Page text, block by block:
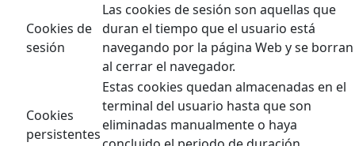
Cookies de
sesión
Las cookies de sesión son aquellas que
duran el tiempo que el usuario está
navegando por la página Web y se borran
al cerrar el navegador.
Cookies
persistentes
Estas cookies quedan almacenadas en el
terminal del usuario hasta que son
eliminadas manualmente o haya